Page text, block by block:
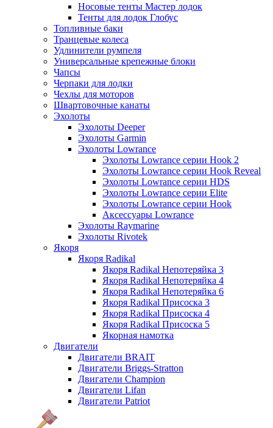
Носовые тенты Мастер лодок
Тенты для лодок Глобус
Топливные баки
Транцевые колеса
Удлинители румпеля
Универсальные крепежные блоки
Чапсы
Черпаки для лодки
Чехлы для моторов
Швартовочные канаты
Эхолоты
Эхолоты Deeper
Эхолоты Garmin
Эхолоты Lowrance
Эхолоты Lowrance серии Hook 2
Эхолоты Lowrance серии Hook Reveal
Эхолоты Lowrance серии HDS
Эхолоты Lowrance серии Elite
Эхолоты Lowrance серии Hook
Аксессуары Lowrance
Эхолоты Raymarine
Эхолоты Rivotek
Якоря
Якоря Radikal
Якоря Radikal Непотеряйка 3
Якоря Radikal Непотеряйка 4
Якоря Radikal Непотеряйка 6
Якоря Radikal Присоска 3
Якоря Radikal Присоска 4
Якоря Radikal Присоска 5
Якорная намотка
Двигатели
Двигатели BRAIT
Двигатели Briggs-Stratton
Двигатели Champion
Двигатели Lifan
Двигатели Patriot